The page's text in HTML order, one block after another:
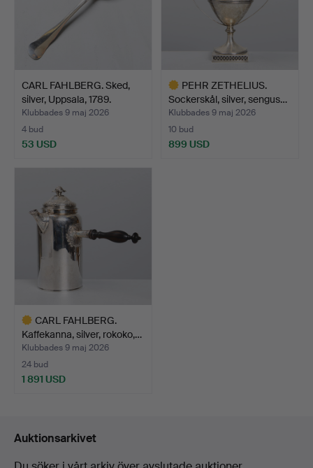
CARL FAHLBERG. Sked,
silver, Uppsala, 1789.
Klubbades 9 maj 2026
4 bud
53 USD
PEHR ZETHELIUS.
Sockerskål, silver, sengus…
Klubbades 9 maj 2026
10 bud
899 USD
CARL FAHLBERG.
Kaffekanna, silver, rokoko,…
Klubbades 9 maj 2026
24 bud
1 891 USD
Auktionsarkivet